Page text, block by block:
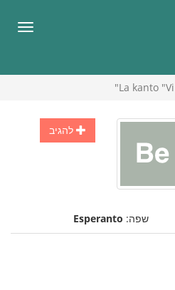
La kanto
להגיב
שפה: Esperanto